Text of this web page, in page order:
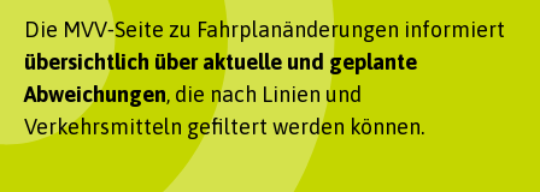
Die MVV‑Seite zu Fahrplanänderungen informiert
übersichtlich über aktuelle und geplante
Abweichungen, die nach Linien und
Verkehrsmitteln gefiltert werden können.